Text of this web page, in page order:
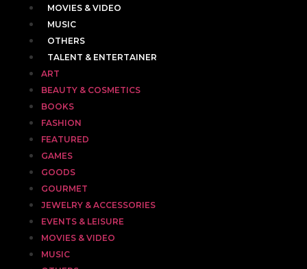
MOVIES & VIDEO
MUSIC
OTHERS
TALENT & ENTERTAINER
ART
BEAUTY & COSMETICS
BOOKS
FASHION
FEATURED
GAMES
GOODS
GOURMET
JEWELRY & ACCESSORIES
EVENTS & LEISURE
MOVIES & VIDEO
MUSIC